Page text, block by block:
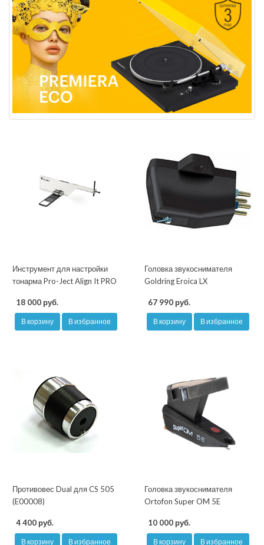
Инструмент для настройки
тонарма Pro-Ject Align It PRO
18 000 руб.
В корзину В избранное
Головка звукоснимателя
Goldring Eroica LX
67 990 руб.
В корзину В избранное
Противовес Dual для CS 505
(E00008)
4 400 руб.
В корзину В избранное
Головка звукоснимателя
Ortofon Super OM 5E
10 000 руб.
В корзину В избранное